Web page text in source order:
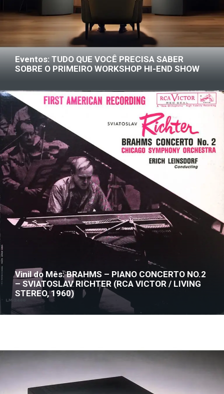
Eventos: TUDO QUE VOCÊ PRECISA SABER
SOBRE O PRIMEIRO WORKSHOP HI-END SHOW
Vinil do Mês: BRAHMS – PIANO CONCERTO NO.2
– SVIATOSLAV RICHTER (RCA VICTOR / LIVING
STEREO, 1960)